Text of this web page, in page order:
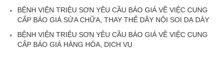
BỆNH VIỆN TRIỆU SƠN YÊU CẦU BÁO GIÁ VỀ VIỆC CUNG
CẤP BÁO GIÁ SỬA CHỮA, THAY THẾ DÂY NỘI SOI DẠ DÀY
BỆNH VIỆN TRIỆU SƠN YÊU CẦU BÁO GIÁ VỀ VIỆC CUNG
CẤP BÁO GIÁ HÀNG HÓA, DỊCH VỤ